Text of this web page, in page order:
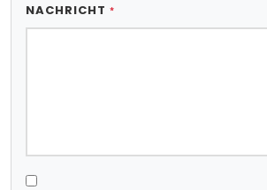
NACHRICHT *